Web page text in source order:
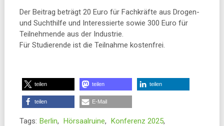
Der Beitrag beträgt 20 Euro für Fachkräfte aus Drogen-
und Suchthilfe und Interessierte sowie 300 Euro für
Teilnehmende aus der Industrie.
Für Studierende ist die Teilnahme kostenfrei.
teilen teilen teilen
teilen E-Mail
Tags: Berlin, Hörsaalruine, Konferenz 2025,